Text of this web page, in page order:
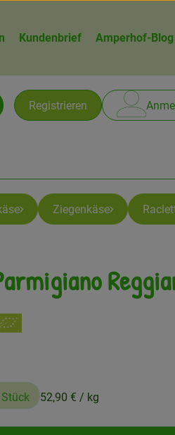
Kundenbrief Amperhof-Blog
Registrieren
Ziegenkäse
52,90 € / kg